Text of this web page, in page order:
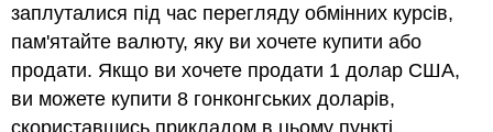
заплуталися під час перегляду обмінних курсів,
пам'ятайте валюту, яку ви хочете купити або
продати. Якщо ви хочете продати 1 долар США,
ви можете купити 8 гонконгських доларів,
скориставшись прикладом в цьому пункті.